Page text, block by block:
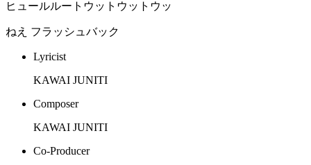
ヒュールルートウットウットウッ
ねえ フラッシュバック
Lyricist
KAWAI JUNITI
Composer
KAWAI JUNITI
Co-Producer